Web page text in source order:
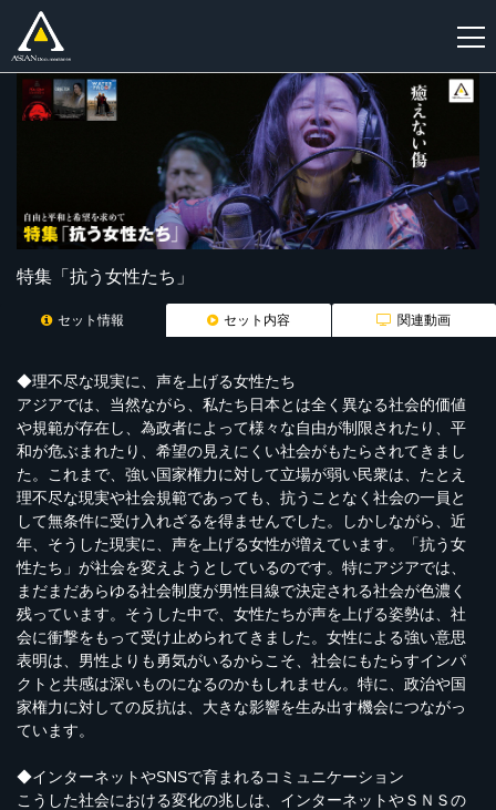
特集「抗う女性たち」
セット情報 セット内容 関連動画
◆理不尽な現実に、声を上げる女性たち
アジアでは、当然ながら、私たち日本とは全く異なる社会的価値
や規範が存在し、為政者によって様々な自由が制限されたり、平
和が危ぶまれたり、希望の見えにくい社会がもたらされてきまし
た。これまで、強い国家権力に対して立場が弱い民衆は、たとえ
理不尽な現実や社会規範であっても、抗うことなく社会の一員と
して無条件に受け入れざるを得ませんでした。しかしながら、近
年、そうした現実に、声を上げる女性が増えています。「抗う女
性たち」が社会を変えようとしているのです。特にアジアでは、
まだまだあらゆる社会制度が男性目線で決定される社会が色濃く
残っています。そうした中で、女性たちが声を上げる姿勢は、社
会に衝撃をもって受け止められてきました。女性による強い意思
表明は、男性よりも勇気がいるからこそ、社会にもたらすインパ
クトと共感は深いものになるのかもしれません。特に、政治や国
家権力に対しての反抗は、大きな影響を生み出す機会につながっ
ています。
◆インターネットやSNSで育まれるコミュニケーション
こうした社会における変化の兆しは、インターネットやＳＮＳの